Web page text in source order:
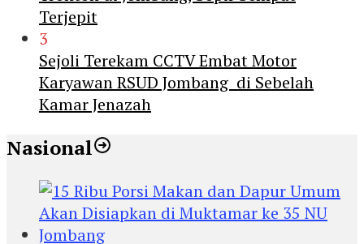
Terjepit
3
Sejoli Terekam CCTV Embat Motor
Karyawan RSUD Jombang di Sebelah
Kamar Jenazah
Nasional